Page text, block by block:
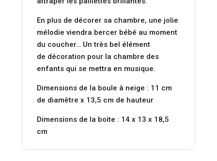
En plus de décorer sa chambre, une jolie
mélodie viendra bercer bébé au moment
du coucher… Un très bel élément
de décoration pour la chambre des
enfants qui se mettra en musique.
Dimensions de la boule à neige : 11 cm
de diamètre x 13,5 cm de hauteur
Dimensions de la boite : 14 x 13 x 18,5
cm